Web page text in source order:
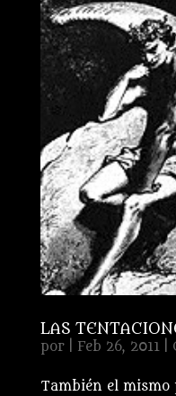
LAS
por Feb 26, 2011|
También el mismo